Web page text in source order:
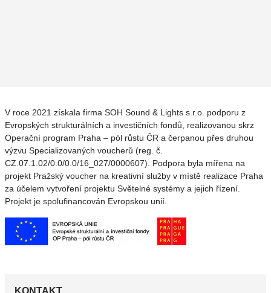
V roce 2021 získala firma SOH Sound & Lights s.r.o. podporu z
Evropských strukturálních a investičních fondů, realizovanou skrz
Operační program Praha – pól růstu ČR a čerpanou přes druhou
výzvu Specializovaných voucherů (reg. č.
CZ.07.1.02/0.0/0.0/16_027/0000607). Podpora byla mířena na
projekt Pražský voucher na kreativní služby v místě realizace Praha
za účelem vytvoření projektu Světelné systémy a jejich řízení.
Projekt je spolufinancován Evropskou unií.
KONTAKT